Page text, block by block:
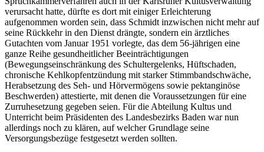
verursacht hatte, dürfte es dort mit einiger Erleichterung
aufgenommen worden sein, dass Schmidt inzwischen nicht mehr auf
seine Rückkehr in den Dienst drängte, sondern ein ärztliches
Gutachten vom Januar 1951 vorlegte, das dem 56-jährigen eine
ganze Reihe gesundheitlicher Beeinträchtigungen
(Bewegungseinschränkung des Schultergelenks, Hüftschaden,
chronische Kehlkopfentzündung mit starker Stimmbandschwäche,
Herabsetzung des Seh- und Hörvermögens sowie pektanginöse
Beschwerden) attestierte, mit denen die Voraussetzungen für eine
Zurruhesetzung gegeben seien. Für die Abteilung Kultus und
Unterricht beim Präsidenten des Landesbezirks Baden war nun
allerdings noch zu klären, auf welcher Grundlage seine
Versorgungsbezüge festgesetzt werden sollten.